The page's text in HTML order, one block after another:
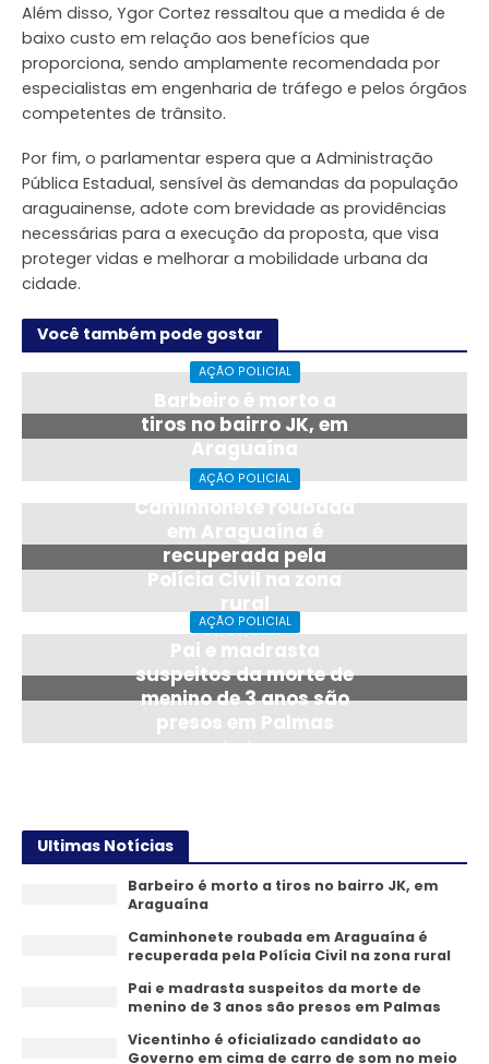
Além disso, Ygor Cortez ressaltou que a medida é de
baixo custo em relação aos benefícios que
proporciona, sendo amplamente recomendada por
especialistas em engenharia de tráfego e pelos órgãos
competentes de trânsito.
Por fim, o parlamentar espera que a Administração
Pública Estadual, sensível às demandas da população
araguainense, adote com brevidade as providências
necessárias para a execução da proposta, que visa
proteger vidas e melhorar a mobilidade urbana da
cidade.
Você também pode gostar
AÇÃO POLICIAL
Barbeiro é morto a
tiros no bairro JK, em
Araguaína
06/08/2026
AÇÃO POLICIAL
Caminhonete roubada
em Araguaína é
recuperada pela
Polícia Civil na zona
rural
06/08/2026
AÇÃO POLICIAL
Pai e madrasta
suspeitos da morte de
menino de 3 anos são
presos em Palmas
Ultimas Notícias
Barbeiro é morto a tiros no bairro JK, em
Araguaína
Caminhonete roubada em Araguaína é
recuperada pela Polícia Civil na zona rural
Pai e madrasta suspeitos da morte de
menino de 3 anos são presos em Palmas
Vicentinho é oficializado candidato ao
Governo em cima de carro de som no meio